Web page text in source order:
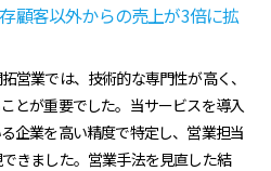
顧客以外からの売上が3倍に拡
営業では、技術的な専門性が高く、
とが重要でした。当サービスを導入
企業を高い精度で特定し、営業担当
きました。営業手法を見直した結